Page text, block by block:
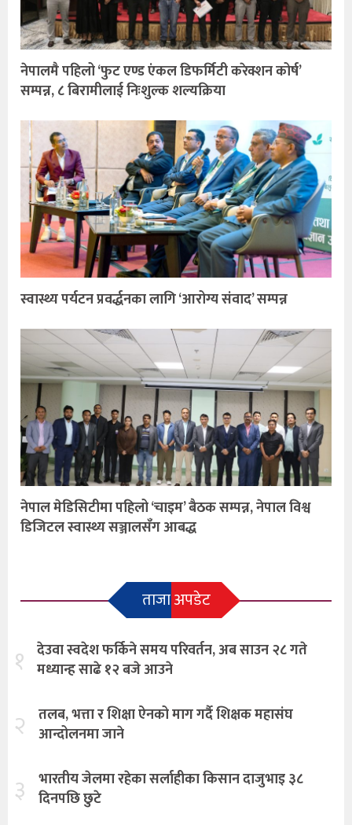
नेपालमै पहिलो ‘फुट एण्ड एंकल डिफर्मिटी करेक्शन कोर्ष’
सम्पन्न, ८ बिरामीलाई निःशुल्क शल्यक्रिया
स्वास्थ्य पर्यटन प्रवर्द्धनका लागि ‘आरोग्य संवाद’ सम्पन्न
नेपाल मेडिसिटीमा पहिलो ‘चाइम’ बैठक सम्पन्न, नेपाल विश्व
डिजिटल स्वास्थ्य सञ्जालसँग आबद्ध
ताजा अपडेट
१ देउवा स्वदेश फर्किने समय परिवर्तन, अब साउन २८ गते
मध्यान्ह साढे १२ बजे आउने
२ तलब, भत्ता र शिक्षा ऐनको माग गर्दै शिक्षक महासंघ
आन्दोलनमा जाने
३ भारतीय जेलमा रहेका सर्लाहीका किसान दाजुभाइ ३८
दिनपछि छुटे